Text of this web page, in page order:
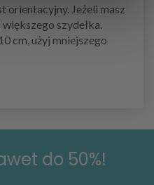
orientacyjny. Jeżeli masz
szydełka.
cm, użyj mniejszego
do 50%!